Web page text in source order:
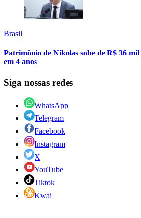
Brasil
Patrimônio de Nikolas sobe de R$ 36
em 4 anos
Siga nossas redes
WhatsApp
Telegram
Facebook
Instagram
X
YouTube
Tiktok
Kwai